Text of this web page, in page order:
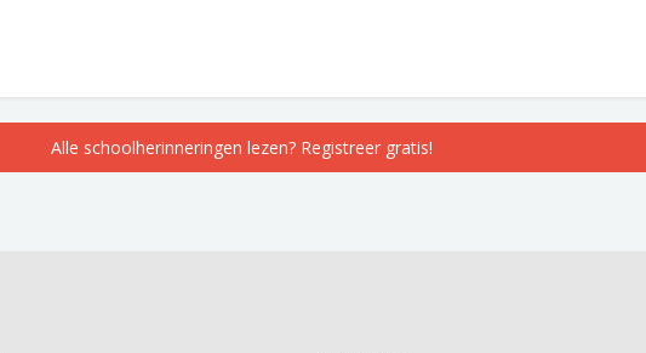
Alle schoolherinneringen lezen? Registreer gratis!